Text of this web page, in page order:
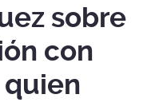
sobre
con
quien